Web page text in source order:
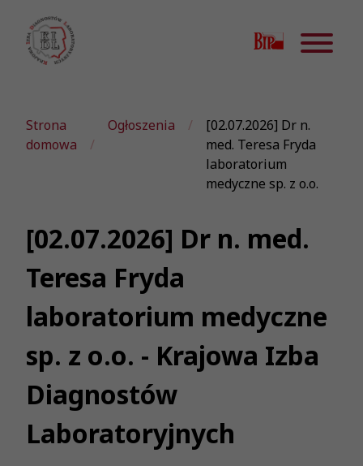
Strona
domowa
Ogłoszenia
[02.07.2026] Dr n.
med. Teresa Fryda
laboratorium
medyczne sp. z o.o.
[02.07.2026] Dr n. med.
Teresa Fryda
laboratorium medyczne
sp. z o.o. - Krajowa Izba
Diagnostów
Laboratoryjnych